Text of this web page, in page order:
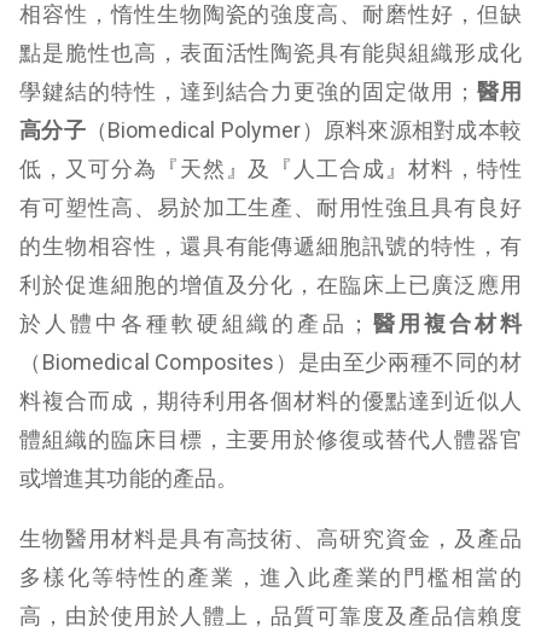
相容性，惰性生物陶瓷的強度高、耐磨性好，但缺
點是脆性也高，表面活性陶瓷具有能與組織形成化
學鍵結的特性，達到結合力更強的固定做用； 醫用
高分子（Biomedical Polymer）原料來源相對成本較
低，又可分為『天然』及『人工合成』材料，特性
有可塑性高、易於加工生產、耐用性強且具有良好
的生物相容性，還具有能傳遞細胞訊號的特性，有
利於促進細胞的增值及分化，在臨床上已廣泛應用
於人體中各種軟硬組織的產品； 醫用複合材料
（Biomedical Composites）是由至少兩種不同的材
料複合而成，期待利用各個材料的優點達到近似人
體組織的臨床目標，主要用於修復或替代人體器官
或增進其功能的產品。
生物醫用材料是具有高技術、高研究資金，及產品
多樣化等特性的產業，進入此產業的門檻相當的
高，由於使用於人體上，品質可靠度及產品信賴度